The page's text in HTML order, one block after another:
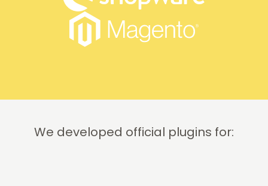
We developed official plugins for: